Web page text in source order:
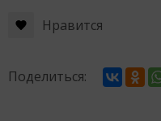
Нравится
Поделиться: